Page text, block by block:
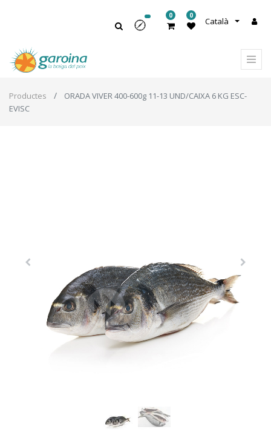
Català
0 0
Productes
ORADA VIVER 400-600g 11-13 UND/CAIXA 6 KG ESC-
EVISC